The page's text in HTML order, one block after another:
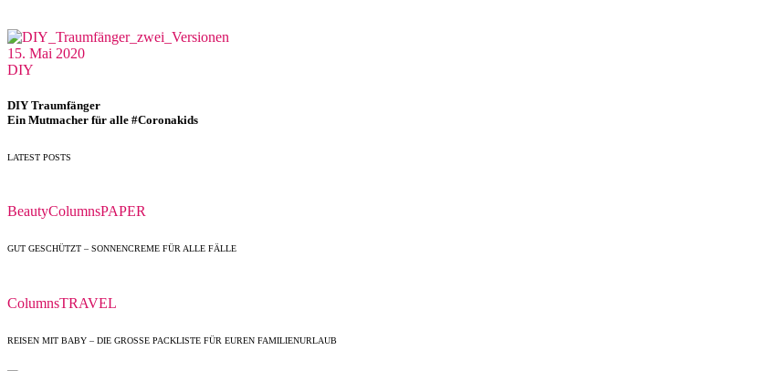
15. Mai 2020
DIY
DIY Traumfänger
Ein Mutmacher für alle #Coronakids
LATEST POSTS
BeautyColumnsPAPER
GUT GESCHÜTZT – SONNENCREME FÜR ALLE FÄLLE
ColumnsTRAVEL
REISEN MIT BABY – DIE GROSSE PACKLISTE FÜR EUREN FAMILIENURLAUB